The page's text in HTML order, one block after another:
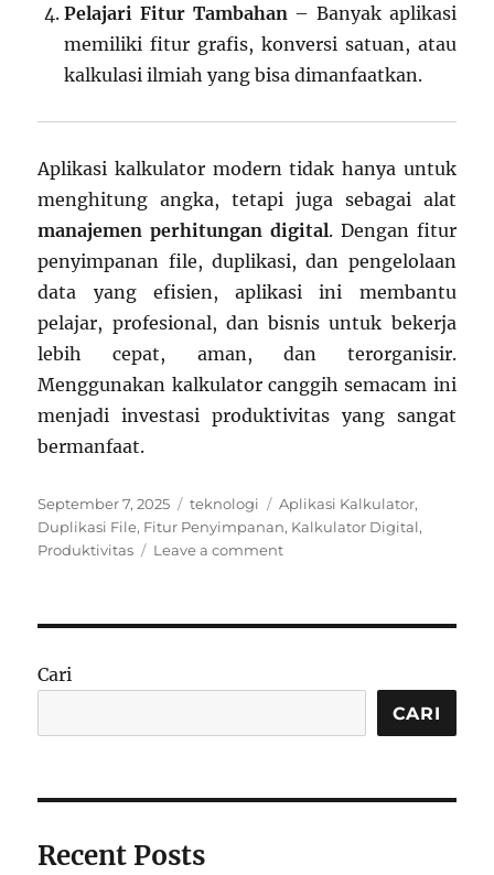
Pelajari Fitur Tambahan– Banyak aplikasi
memiliki fitur grafis, konversi satuan, atau
kalkulasi ilmiah yang bisa dimanfaatkan.
Aplikasi kalkulator modern tidak hanya untuk
menghitung angka, tetapi juga sebagai alat
manajemen perhitungan digital. Dengan fitur
penyimpanan file, duplikasi, dan pengelolaan
data yang efisien, aplikasi ini membantu
pelajar, profesional, dan bisnis untuk bekerja
lebih cepat, aman, dan terorganisir.
Menggunakan kalkulator canggih semacam ini
menjadi investasi produktivitas yang sangat
bermanfaat.
Posted
on
September 7, 2025 Categories
teknologi Tags
Aplikasi Kalkulator,
Duplikasi File, Fitur Penyimpanan, Kalkulator Digital,
Produktivitas
Leave a commenton
File
Duplikasi
Cari
CARI
Recent Posts